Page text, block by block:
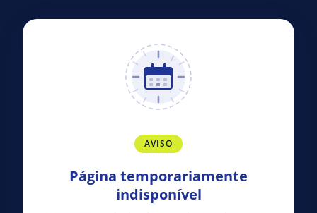
AVISO
Página temporariamente
indisponível